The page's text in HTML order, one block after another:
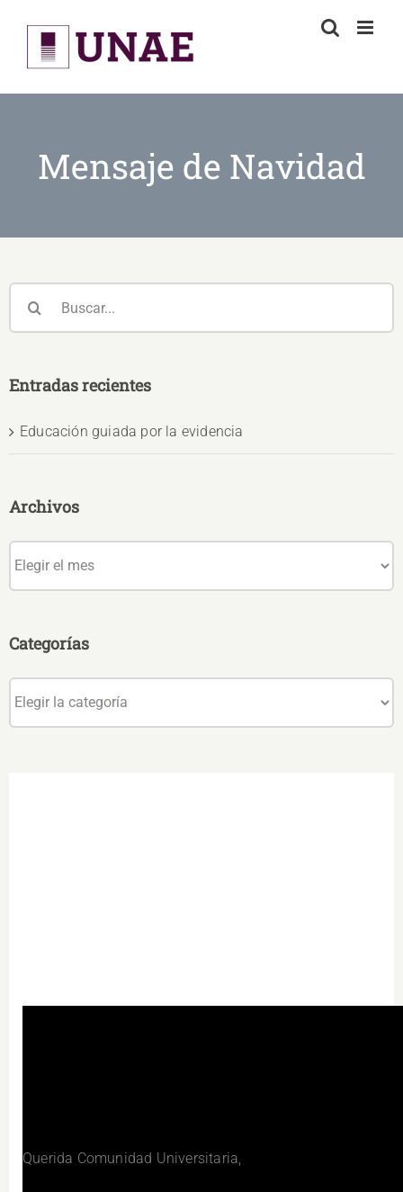
content
Mensaje de Navidad
Querida Comunidad Universitaria,
Entradas recientes
Educación guiada por la evidencia
Archivos
Categorías